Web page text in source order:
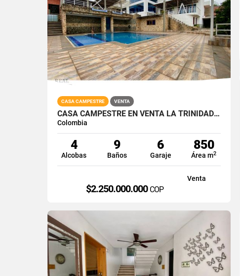
CASA CAMPESTRE VENTA
CASA CAMPESTRE EN VENTA LA TRINIDAD VÍA LA REFORMA CALI SUR 1000M2
Colombia
4
Alcobas
9
Baños
6
Garaje
850
Área m2
Venta
$2.250.000.000 COP